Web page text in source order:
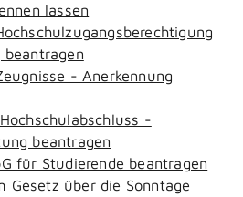
lassen
beantragen
- Anerkennung
-
beantragen
für Studierende beantragen
Gesetz über die Sonntage